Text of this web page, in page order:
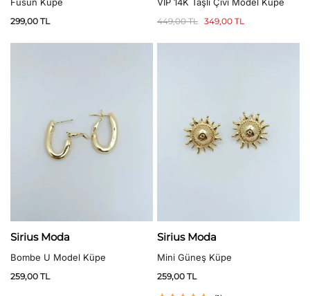
Füsun Küpe
299,00 TL
VIP 14K Taşlı Çivi Model Küpe
449,00TL 349,00 TL
Sirius Moda
Bombe U Model Küpe
259,00 TL
Sirius Moda
Mini Güneş Küpe
259,00 TL